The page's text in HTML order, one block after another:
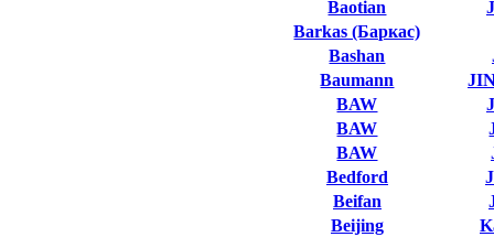
Baotian
Barkas (Баркас)
Bashan
Baumann
BAW
BAW
BAW
Bedford
Beifan
Beijing